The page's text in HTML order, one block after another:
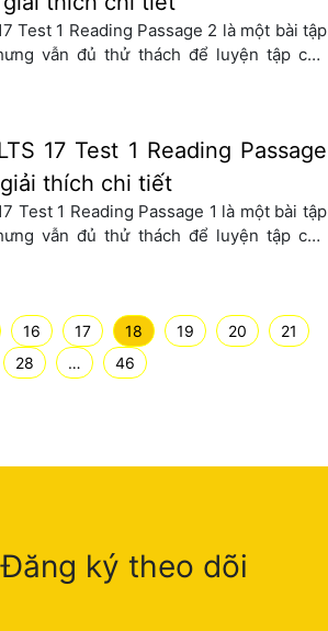
Test 1 Reading Passage 2 là một bài tập
vẫn đủ thử thách để luyện tập cho
17 Test 1 Reading Passage
thích chi tiết
Test 1 Reading Passage 1 là một bài tập
vẫn đủ thử thách để luyện tập cho
16 17 18 19 20
21
28 … 46
Đăng ký theo dõi